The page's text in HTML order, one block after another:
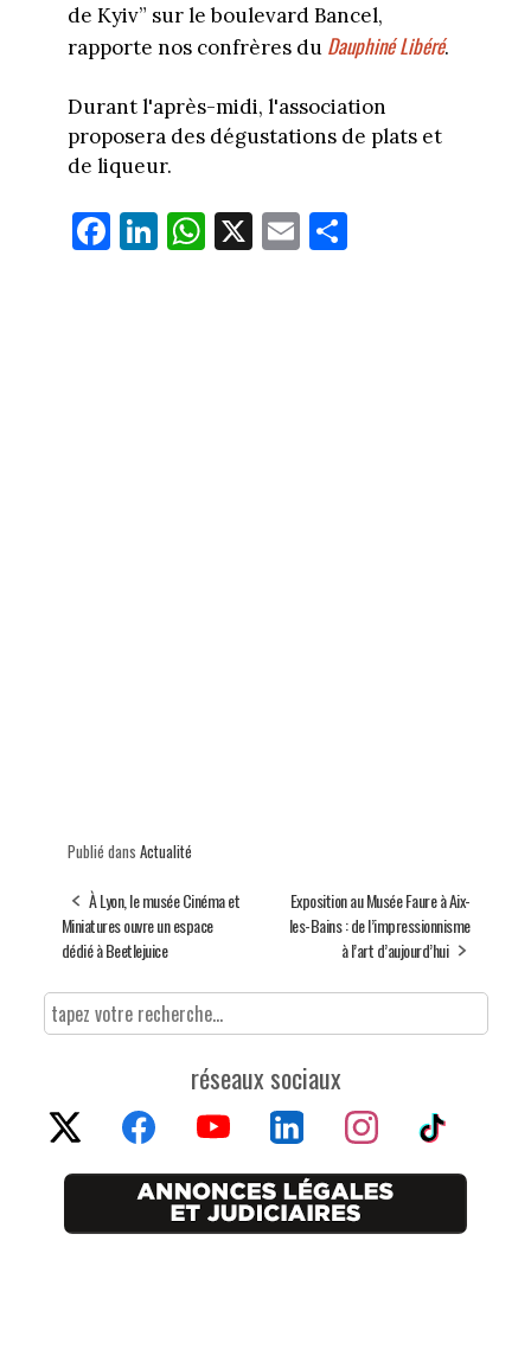
de Kyiv” sur le boulevard Bancel,
rapporte nos confrères du Dauphiné Libéré.
Durant l'après-midi, l'association
proposera des dégustations de plats et
de liqueur.
Fa
ce
Li
nk
W
ha
X E
m
Pa
Publié dans Actualité
À Lyon, le musée Cinéma et
Miniatures ouvre un espace
dédié à Beetlejuice
Exposition au Musée Faure à Aix-
les-Bains : de l’impressionnisme
à l’art d’aujourd’hui
réseaux sociaux